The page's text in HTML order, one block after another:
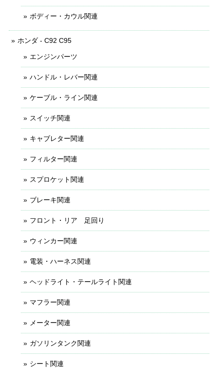
ボディー・カウル関連
ホンダ - C92 C95
エンジンパーツ
ハンドル・レバー関連
ケーブル・ライン関連
スイッチ関連
キャブレター関連
フィルター関連
スプロケット関連
ブレーキ関連
フロント・リア 足回り
ウィンカー関連
電装・ハーネス関連
ヘッドライト・テールライト関連
マフラー関連
メーター関連
ガソリンタンク関連
シート関連